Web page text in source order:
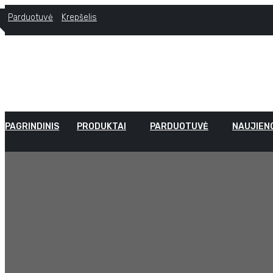
Parduotuvė Krepšelis
PAGRINDINIS PRODUKTAI PARDUOTUVĖ